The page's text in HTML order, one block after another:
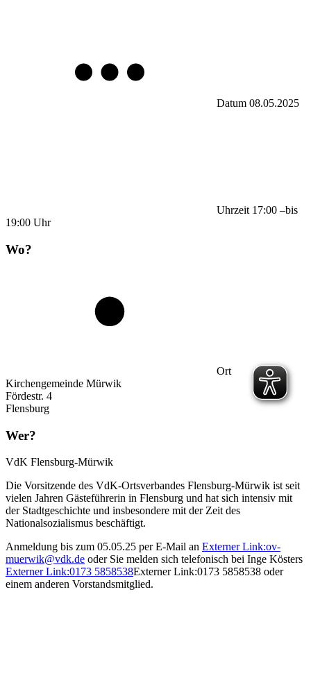
Datum 08.05.2025
Uhrzeit 17:00 –bis
19:00 Uhr
Wo?
Ort
Kirchengemeinde Mürwik
Fördestr. 4
Flensburg
Wer?
VdK Flensburg-Mürwik
Die Vorsitzende des VdK-Ortsverbandes Flensburg-Mürwik ist seit
vielen Jahren Gästeführerin in Flensburg und hat sich intensiv mit
der Stadtgeschichte und insbesondere mit der Zeit des
Nationalsozialismus beschäftigt.
Anmeldung bis zum 05.05.25 per E-Mail an Externer Link:ov-
muerwik@vdk.de oder Sie melden sich telefonisch bei Inge Kösters
Externer Link:0173 5858538Externer Link:0173 5858538 oder
einem anderen Vorstandsmitglied.